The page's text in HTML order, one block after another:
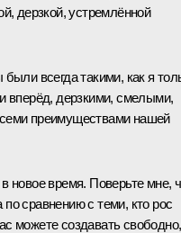
дерзкой, устремлённой
всегда такими, как я
вперёд, дерзкими, смелыми,
преимуществами нашей
новое время. Поверьте мне,
сравнению с теми, кто рос
можете создавать свободно,